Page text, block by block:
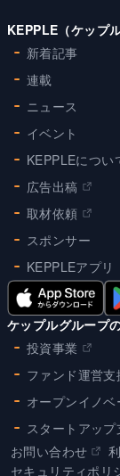
KEPPLE（ケップル
新着記事
連載
ニュース
イベント
KEPPLEについ
広告出稿
取材依頼
スポンサー
KEPPLEアプリ
ケップルグループ
投資事業
ファンド運営支
オープンイノ
スタートアップ
お問い合わせ
セキュリティポリ